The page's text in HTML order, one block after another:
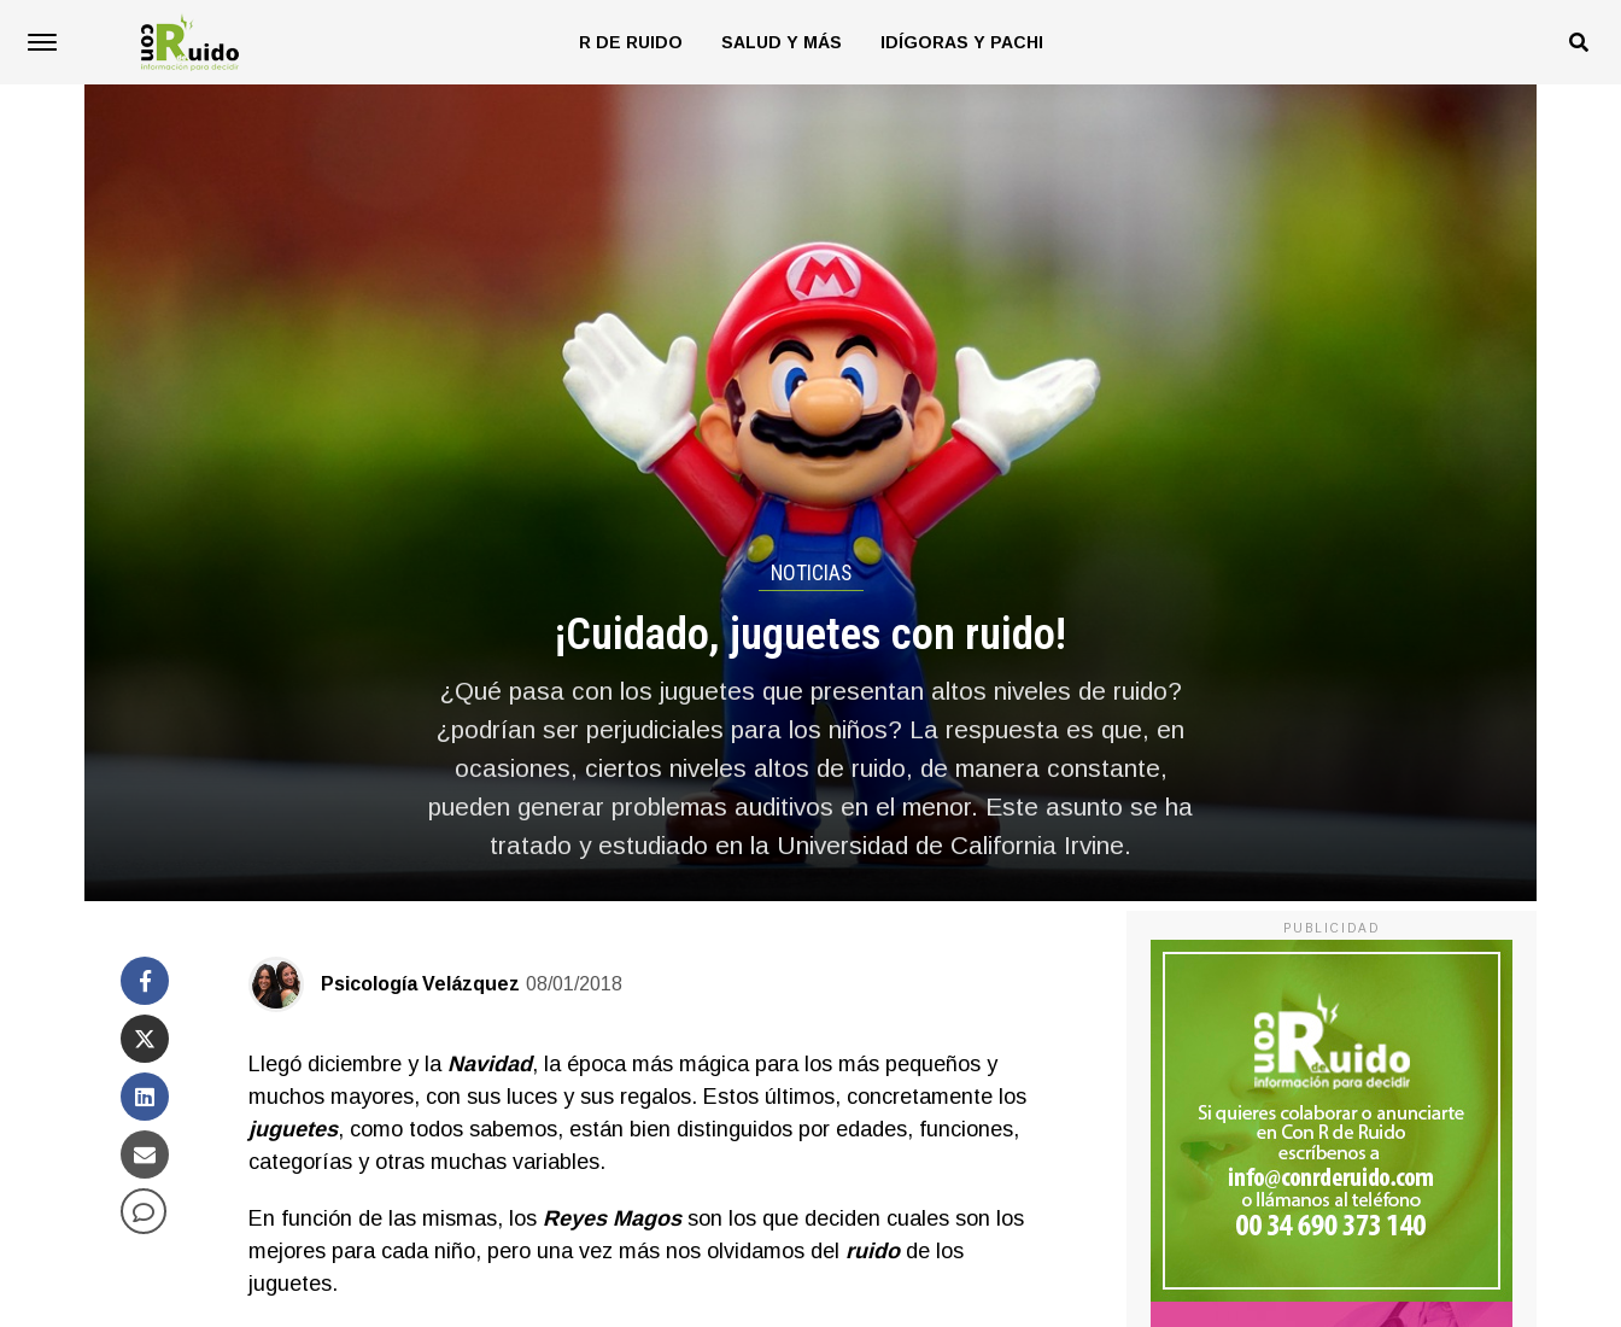
R DE RUIDO SALUD Y MÁS IDÍGORAS Y PACHI
NOTICIAS
¡Cuidado, juguetes con ruido!
¿Qué pasa con los juguetes que presentan altos niveles de ruido?
¿podrían ser perjudiciales para los niños? La respuesta es que, en
ocasiones, ciertos niveles altos de ruido, de manera constante,
pueden generar problemas auditivos en el menor. Este asunto se ha
tratado y estudiado en la Universidad de California Irvine.
Psicología Velázquez 08/01/2018
Llegó diciembre y la Navidad, la época más mágica para los más pequeños y
muchos mayores, con sus luces y sus regalos. Estos últimos, concretamente los
juguetes, como todos sabemos, están bien distinguidos por edades, funciones,
categorías y otras muchas variables.
En función de las mismas, los Reyes Magosson los que deciden cuales son los
mejores para cada niño, pero una vez más nos olvidamos del ruidode los
juguetes.
PUBLICIDAD